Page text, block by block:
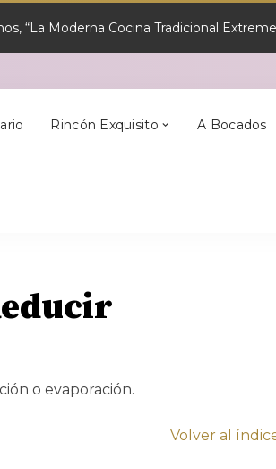
“La Moderna Cocina Tradicional
Rincón Exquisito A Bocados
En Semana Santa
Cilleros
o evaporación.
Volver al